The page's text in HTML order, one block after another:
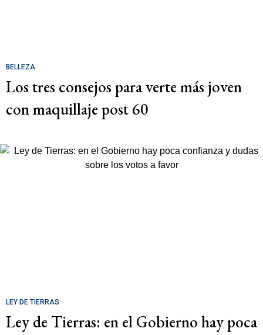
BELLEZA
Los tres consejos para verte más joven
con maquillaje post 60
LEY DE TIERRAS
Ley de Tierras: en el Gobierno hay poca